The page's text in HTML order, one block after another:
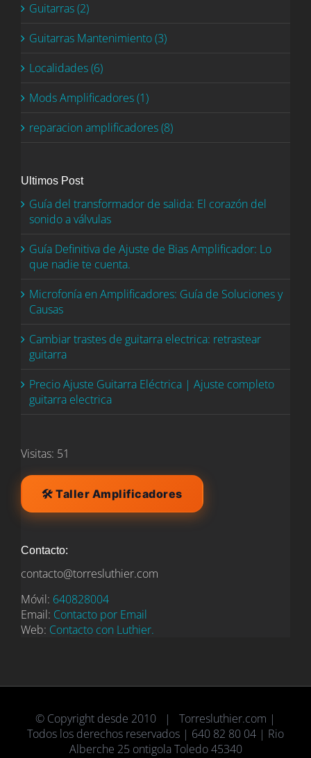
Guitarras (2)
Guitarras Mantenimiento (3)
Localidades (6)
Mods Amplificadores (1)
reparacion amplificadores (8)
Ultimos Post
Guía del transformador de salida: El corazón del
sonido a válvulas
Guía Definitiva de Ajuste de Bias Amplificador: Lo
que nadie te cuenta.
Microfonía en Amplificadores: Guía de Soluciones y
Causas
Cambiar trastes de guitarra electrica: retrastear
guitarra
Precio Ajuste Guitarra Eléctrica | Ajuste completo
guitarra electrica
Visitas: 51
🛠️ Taller Amplificadores
Contacto:
contacto@torresluthier.com
Móvil: 640828004
Email: Contacto por Email
Web: Contacto con Luthier.
© Copyright desde 2010 | Torresluthier.com |
Todos los derechos reservados | 640 82 80 04 | Rio
Alberche 25 ontigola Toledo 45340